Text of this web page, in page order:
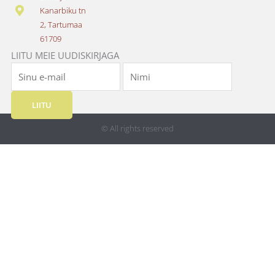
Kanarbiku tn
2, Tartumaa
61709
LIITU MEIE UUDISKIRJAGA
LIITU
© All rights reserved